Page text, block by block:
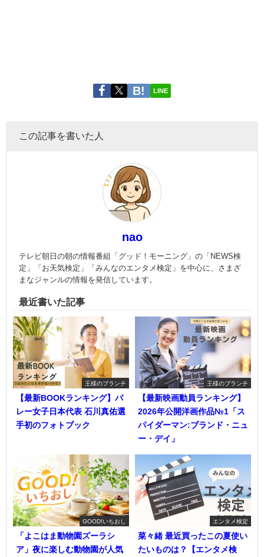
LINE
この記事を書いた人
nao
テレビ朝日の朝の情報番組「グッド！モーニング」の「NEWS検
定」「お天気検定」「みんなのエンタメ検定」を中心に、さまざ
まなジャンルの情報を発信しています。
最近書いた記事
王様のブランチ
【最新BOOKランキング】バ
レー女子日本代表 石川真佑選
手初のフォトブック
王様のブランチ
【最新映画動員ランキング】
2026年公開洋画作品№1「ス
パイダーマン:ブランド・ニュ
ー・デイ」
GOOD!いちおし
「よこはま動物園ズーラシ
ア」夜に楽しむ動物園が人気
エンタメ検定
菜々緒 最近買ったこの夏使い
たいものは？【エンタメ検